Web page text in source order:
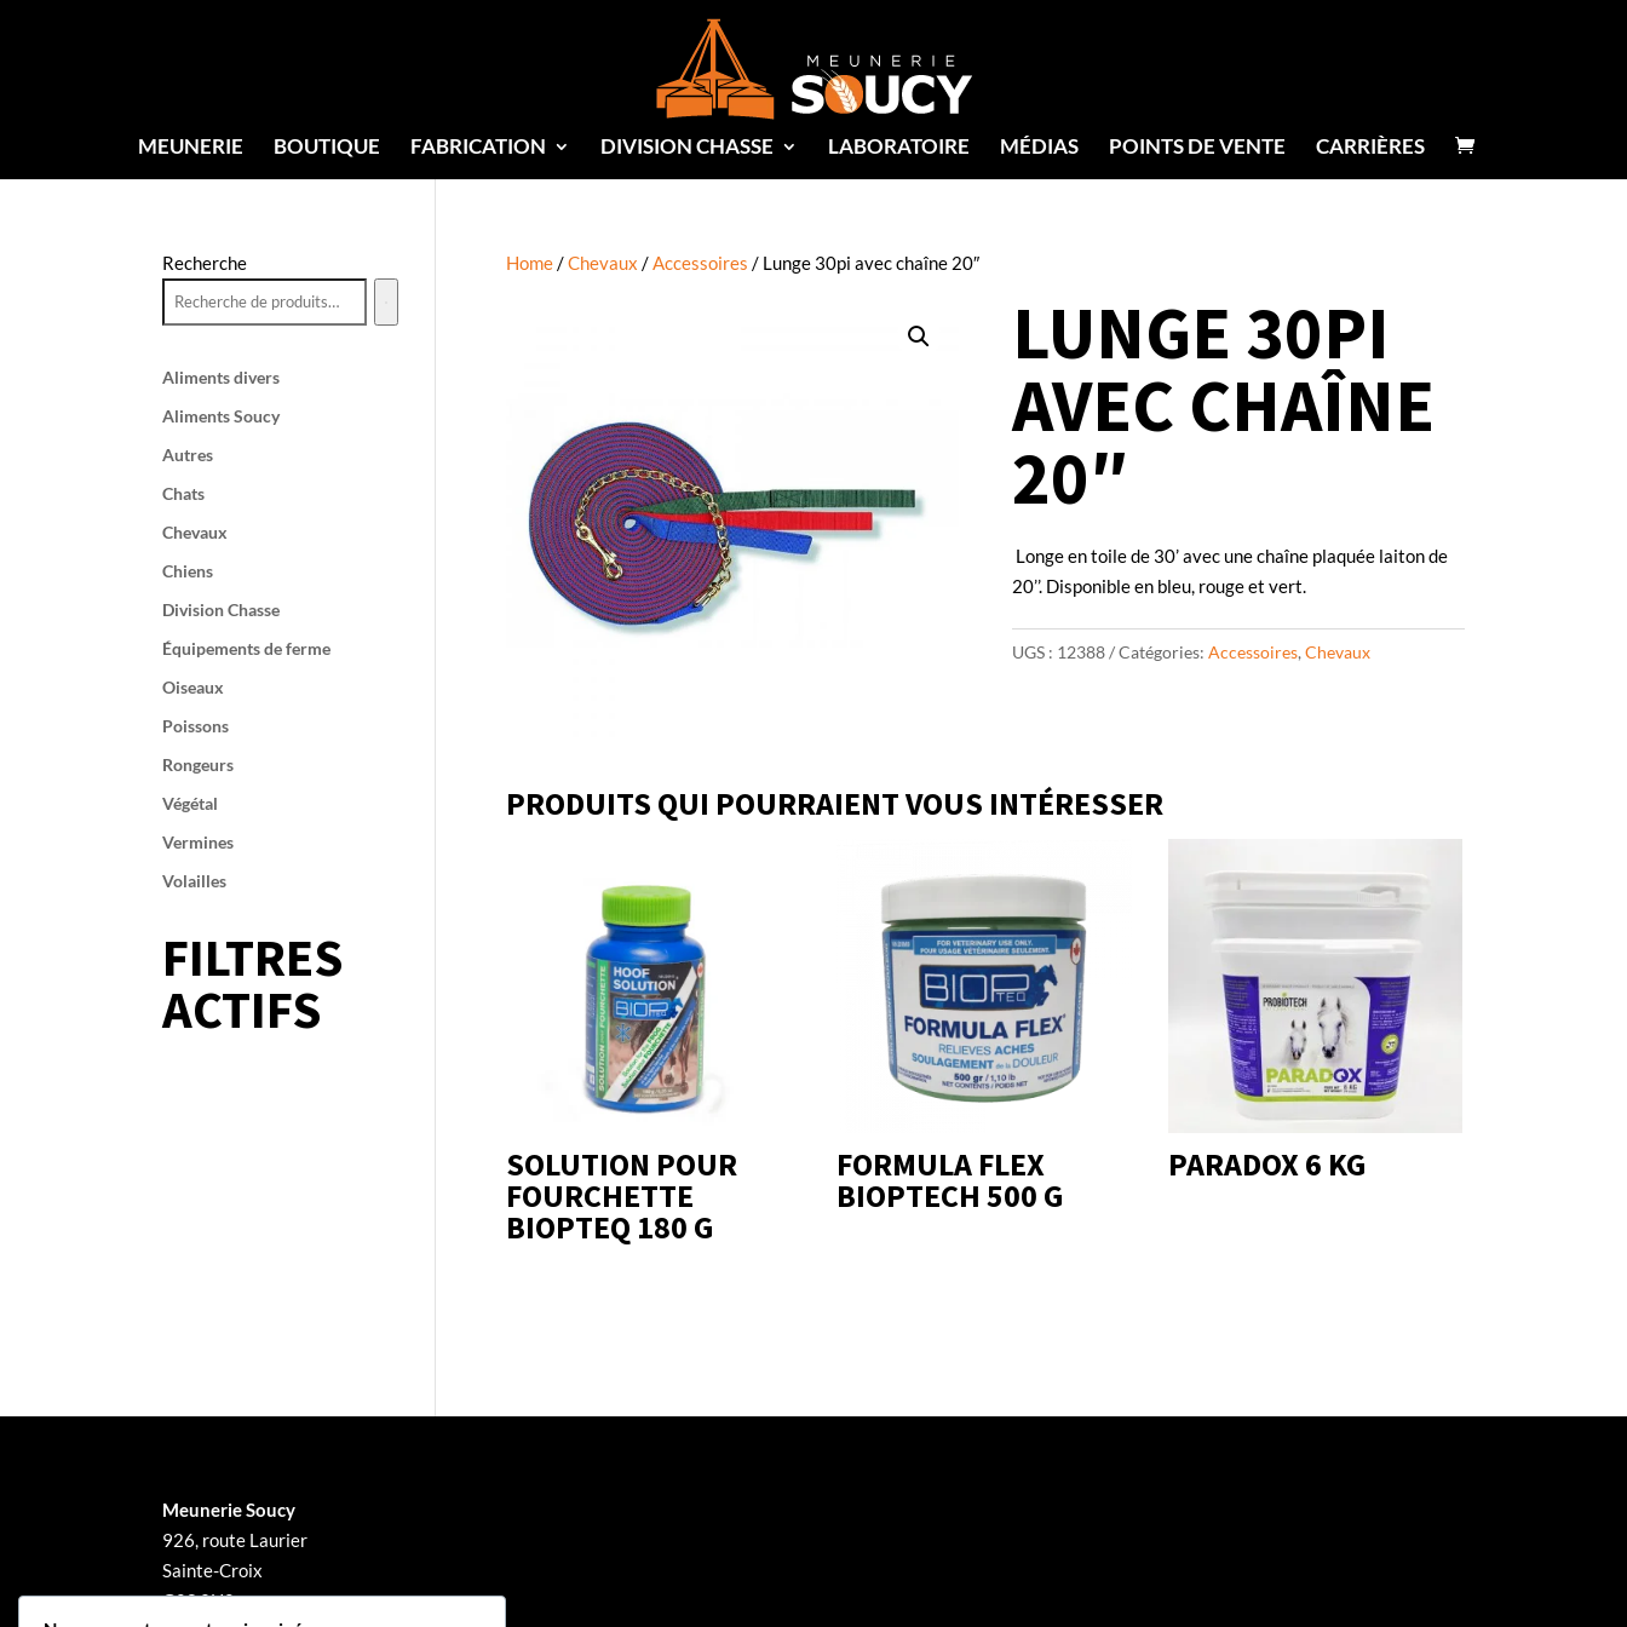
MEUNERIE BOUTIQUE FABRICATION DIVISION CHASSE LABORATOIRE MÉDIAS POINTS DE VENTE CARRIÈRES
Home/Chevaux /Accessoires / Lunge 30pi avec chaîne 20″
LUNGE 30PI
AVEC CHAÎNE
20″
Longe en toile de 30’ avec une chaîne plaquée laiton de
20’’. Disponible en bleu, rouge et vert.
UGS : 12388 Catégories: Accessoires, Chevaux
PRODUITS QUI POURRAIENT VOUS INTÉRESSER
SOLUTION POUR
FOURCHETTE
BIOPTEQ 180 G
FORMULA FLEX
BIOPTECH 500 G
PARADOX 6 KG
Recherche
Aliments divers
Aliments Soucy
Autres
Chats
Chevaux
Chiens
Division Chasse
Équipements de ferme
Oiseaux
Poissons
Rongeurs
Végétal
Vermines
Volailles
FILTRES
ACTIFS
Meunerie Soucy
926, route Laurier
Sainte-Croix
G0S 2H0